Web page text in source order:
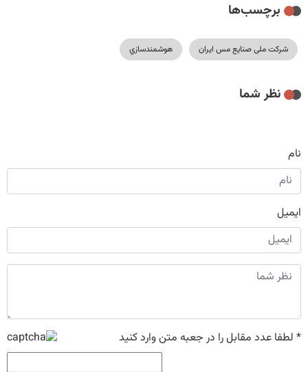
برچسب‌ها
شرکت ملی صنایع مس ایران هوشمند‌سازي
نظر شما
نام
ایمیل
* لطفا عدد مقابل را در جعبه متن وارد کنید